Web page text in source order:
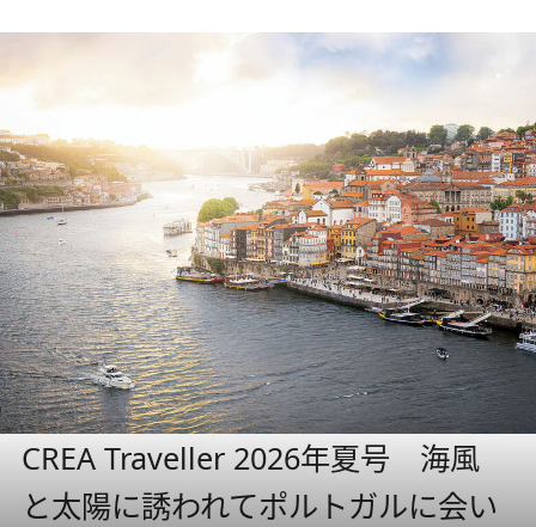
CREA Traveller 2026年夏号 海風
と太陽に誘われてポルトガルに会い